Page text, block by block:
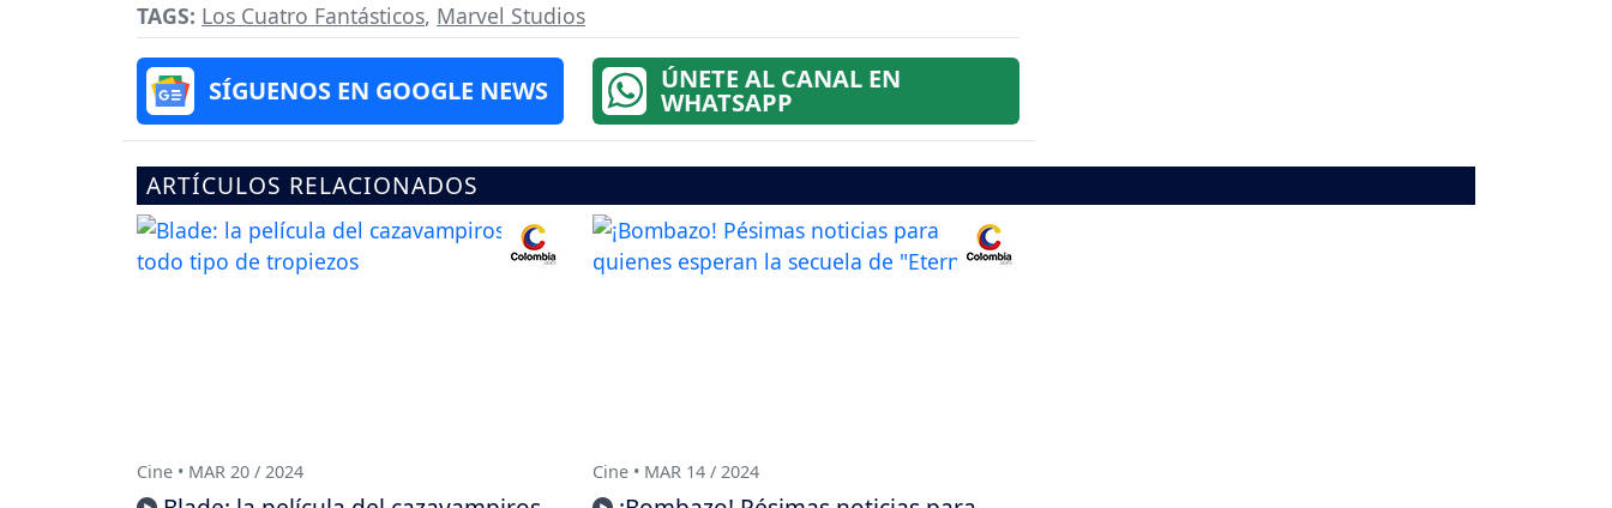
TAGS: Los Cuatro Fantásticos, Marvel Studios
SÍGUENOS EN GOOGLE NEWS ÚNETE AL CANAL EN
WHATSAPP
ARTÍCULOS RELACIONADOS
Cine • MAR 20 / 2024 Cine • MAR 14 / 2024